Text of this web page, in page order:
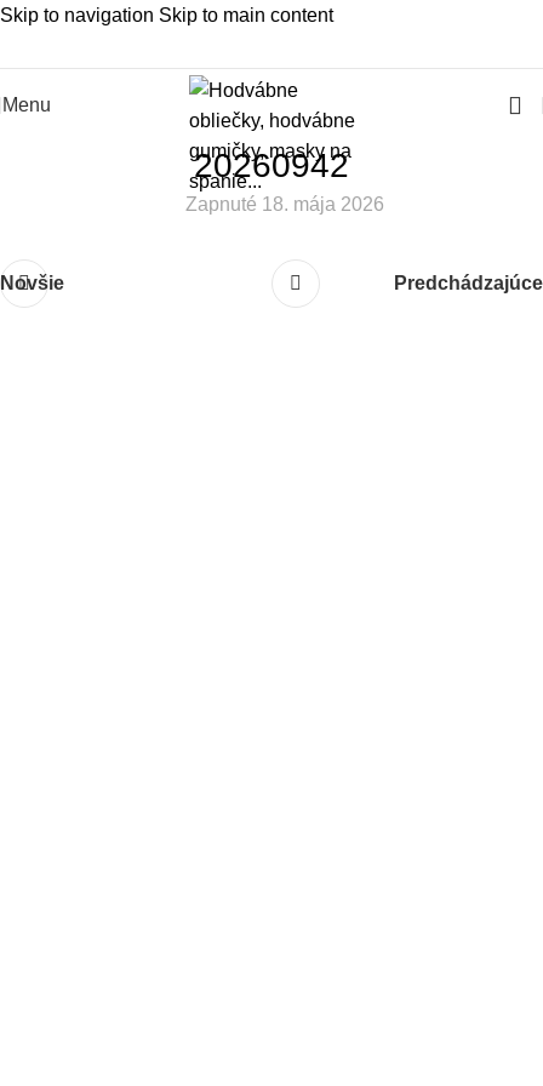
Skip to navigation Skip to main content
Menu
20260942
Zapnuté 18. mája 2026
Novšie Predchádzajúce